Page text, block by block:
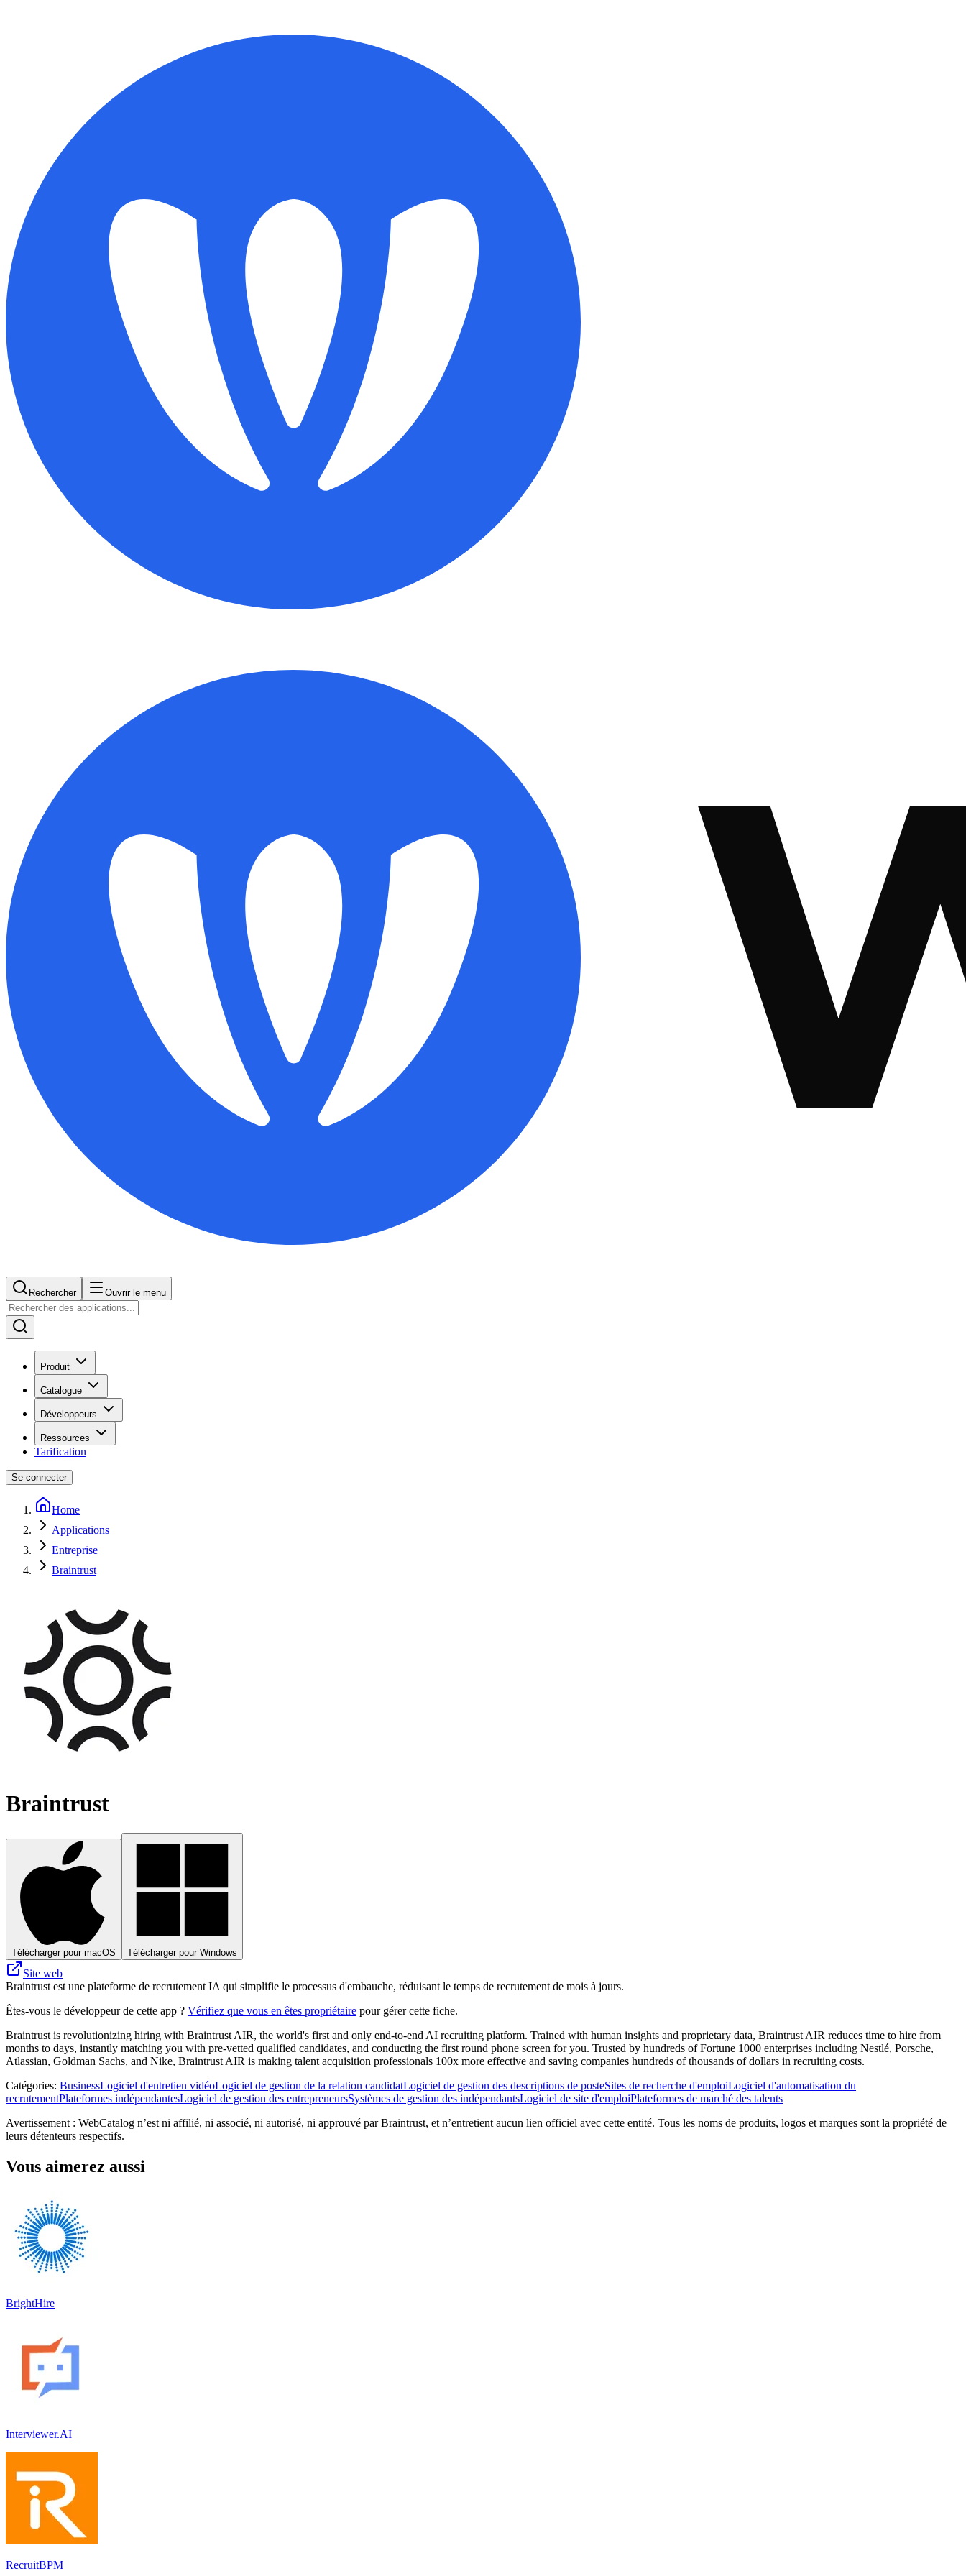
Rechercher Ouvrir le menu
Produit
Catalogue
Développeurs
Ressources
Tarification
Se connecter
Home
Applications
Entreprise
Braintrust
Braintrust
Télécharger pour macOS Télécharger pour Windows
Site web
Braintrust est une plateforme de recrutement IA qui simplifie le processus d'embauche, réduisant le temps de recrutement de mois à jours.
Êtes-vous le développeur de cette app ? Vérifiez que vous en êtes propriétaire pour gérer cette fiche.
Braintrust is revolutionizing hiring with Braintrust AIR, the world's first and only end-to-end AI recruiting platform. Trained with human insights and proprietary data, Braintrust AIR reduces time to hire from
months to days, instantly matching you with pre-vetted qualified candidates, and conducting the first round phone screen for you. Trusted by hundreds of Fortune 1000 enterprises including Nestlé, Porsche,
Atlassian, Goldman Sachs, and Nike, Braintrust AIR is making talent acquisition professionals 100x more effective and saving companies hundreds of thousands of dollars in recruiting costs.
Catégories: BusinessLogiciel d'entretien vidéoLogiciel de gestion de la relation candidatLogiciel de gestion des descriptions de posteSites de recherche d'emploiLogiciel d'automatisation du
recrutementPlateformes indépendantesLogiciel de gestion des entrepreneursSystèmes de gestion des indépendantsLogiciel de site d'emploiPlateformes de marché des talents
Avertissement : WebCatalog n’est ni affilié, ni associé, ni autorisé, ni approuvé par Braintrust, et n’entretient aucun lien officiel avec cette entité. Tous les noms de produits, logos et marques sont la propriété de
leurs détenteurs respectifs.
Vous aimerez aussi
BrightHire
Interviewer.AI
RecruitBPM